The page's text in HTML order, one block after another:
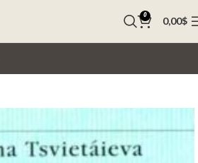
0 0,00$